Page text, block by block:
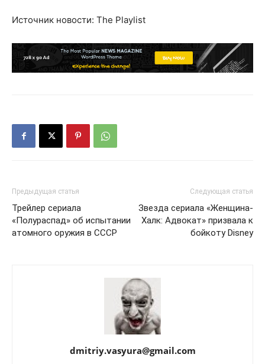
Источник новости: The Playlist
Предыдущая статья
Трейлер сериала
«Полураспад» об испытании
атомного оружия в СССР
Следующая статья
Звезда сериала «Женщина-
Халк: Адвокат» призвала к
бойкоту Disney
dmitriy.vasyura@gmail.com